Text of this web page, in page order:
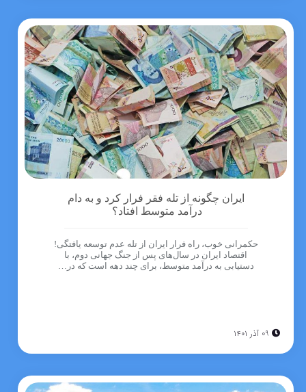
ایران چگونه از تله فقر فرار کرد و به دام
درآمد متوسط افتاد؟
حکمرانی خوب، راه فرار ایران از تله عدم توسعه یافتگی!
اقتصاد ایران در سال‌های پس از جنگ جهانی دوم، با
دستیابی به درآمد متوسط، برای چند دهه است که در…
۰۹ آذر ۱۴۰۱